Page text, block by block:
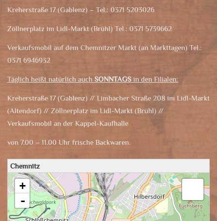
Kreherstraße 17 (Gablenz) – Tel.: 0371 5203026
Zöllnerplatz im Lidl-Markt (Brühl) Tel.: 0371 5739662
Verkaufsmobil auf dem Chemnitzer Markt (an Markttagen) Tel.:
0371 6946932
Täglich heißt natürlich auch SONNTAGS in den Filialen:
Kreherstraße 17 (Gablenz) // Limbacher Straße 208 im Lidl-Markt
(Altendorf) // Zöllnerplatz im Lidl-Markt (Brühl) //
Verkaufsmobil an der Kappel-Kaufhalle
von 7.00 – 11.00 Uhr frische Backwaren.
Chemnitz
Karte wird geladen - bitte warten...
+
-